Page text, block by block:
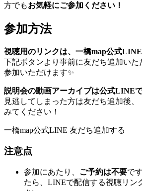
方でもお気軽にご参加ください！
参加方法
視聴用のリンクは、一橋map公式
下記ボタンより事前に友だち追加い
参加いただけます✨
説明会の動画アーカイブは公式LINE
見逃してしまった方は友だち追加後
みてください！
一橋map公式LINE 友だち追加する
注意点
参加にあたり、 ご予約は不要で
たら、LINEで配信する視聴リン